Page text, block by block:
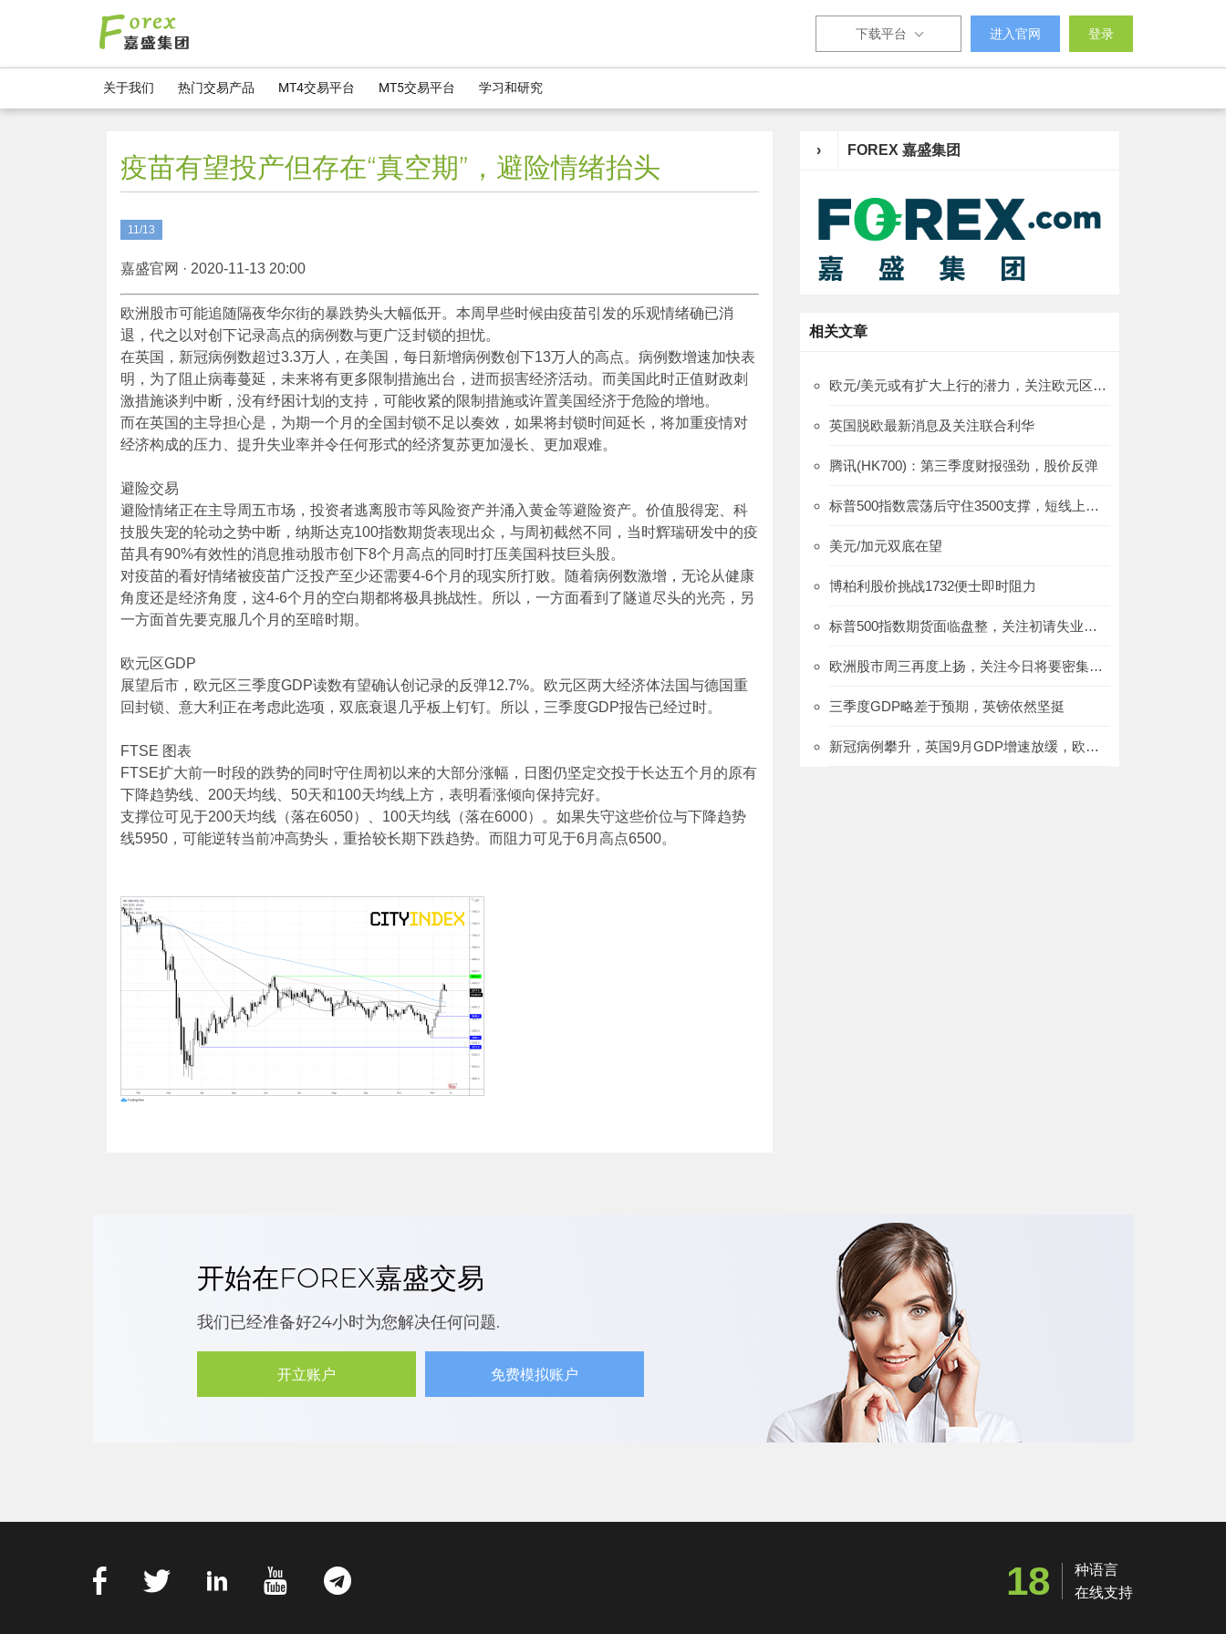
下载平台 进入官网 登录
关于我们 热门交易产品 MT4交易平台 MT5交易平台 学习和研究
疫苗有望投产但存在“真空期”，避险情绪抬头
11/13
嘉盛官网 · 2020-11-13 20:00
欧洲股市可能追随隔夜华尔街的暴跌势头大幅低开。本周早些时候由疫苗引发的乐观情绪确已消
退，代之以对创下记录高点的病例数与更广泛封锁的担忧。
在英国，新冠病例数超过3.3万人，在美国，每日新增病例数创下13万人的高点。病例数增速加快表
明，为了阻止病毒蔓延，未来将有更多限制措施出台，进而损害经济活动。而美国此时正值财政刺
激措施谈判中断，没有纾困计划的支持，可能收紧的限制措施或许置美国经济于危险的增地。
而在英国的主导担心是，为期一个月的全国封锁不足以奏效，如果将封锁时间延长，将加重疫情对
经济构成的压力、提升失业率并令任何形式的经济复苏更加漫长、更加艰难。
避险交易
避险情绪正在主导周五市场，投资者逃离股市等风险资产并涌入黄金等避险资产。价值股得宠、科
技股失宠的轮动之势中断，纳斯达克100指数期货表现出众，与周初截然不同，当时辉瑞研发中的疫
苗具有90%有效性的消息推动股市创下8个月高点的同时打压美国科技巨头股。
对疫苗的看好情绪被疫苗广泛投产至少还需要4-6个月的现实所打败。随着病例数激增，无论从健康
角度还是经济角度，这4-6个月的空白期都将极具挑战性。所以，一方面看到了隧道尽头的光亮，另
一方面首先要克服几个月的至暗时期。
欧元区GDP
展望后市，欧元区三季度GDP读数有望确认创记录的反弹12.7%。欧元区两大经济体法国与德国重
回封锁、意大利正在考虑此选项，双底衰退几乎板上钉钉。所以，三季度GDP报告已经过时。
FTSE 图表
FTSE扩大前一时段的跌势的同时守住周初以来的大部分涨幅，日图仍坚定交投于长达五个月的原有
下降趋势线、200天均线、50天和100天均线上方，表明看涨倾向保持完好。
支撑位可见于200天均线（落在6050）、100天均线（落在6000）。如果失守这些价位与下降趋势
线5950，可能逆转当前冲高势头，重拾较长期下跌趋势。而阻力可见于6月高点6500。
› FOREX 嘉盛集团
相关文章
欧元/美元或有扩大上行的潜力，关注欧元区GDP
英国脱欧最新消息及关注联合利华
腾讯(HK700)：第三季度财报强劲，股价反弹
标普500指数震荡后守住3500支撑，短线上涨多障碍
美元/加元双底在望
博柏利股价挑战1732便士即时阻力
标普500指数期货面临盘整，关注初请失业金人数报告
欧洲股市周三再度上扬，关注今日将要密集出炉的数据
三季度GDP略差于预期，英镑依然坚挺
新冠病例攀升，英国9月GDP增速放缓，欧洲市场承压
开始在FOREX嘉盛交易
我们已经准备好24小时为您解决任何问题.
开立账户 免费模拟账户
18
种语言
在线支持